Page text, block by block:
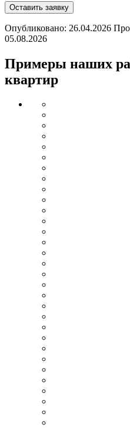
Оставить заявку
Опубликовано: 26.04.2026
05.08.2026
Примеры наших
квартир